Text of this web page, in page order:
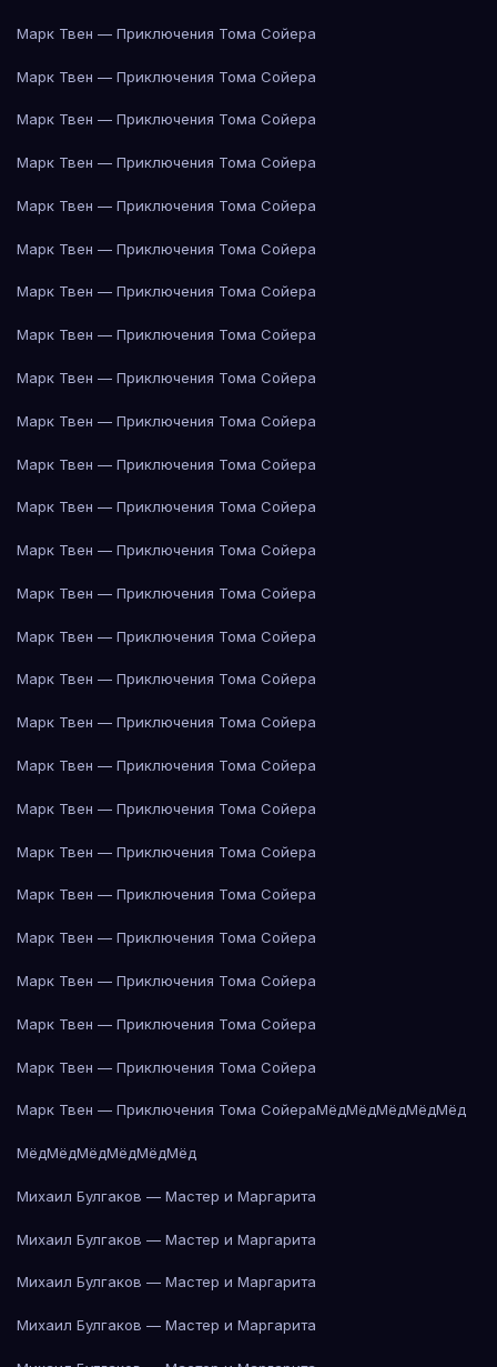
Марк Твен — Приключения Тома Сойера
Марк Твен — Приключения Тома Сойера
Марк Твен — Приключения Тома Сойера
Марк Твен — Приключения Тома Сойера
Марк Твен — Приключения Тома Сойера
Марк Твен — Приключения Тома Сойера
Марк Твен — Приключения Тома Сойера
Марк Твен — Приключения Тома Сойера
Марк Твен — Приключения Тома Сойера
Марк Твен — Приключения Тома Сойера
Марк Твен — Приключения Тома Сойера
Марк Твен — Приключения Тома Сойера
Марк Твен — Приключения Тома Сойера
Марк Твен — Приключения Тома Сойера
Марк Твен — Приключения Тома Сойера
Марк Твен — Приключения Тома Сойера
Марк Твен — Приключения Тома Сойера
Марк Твен — Приключения Тома Сойера
Марк Твен — Приключения Тома Сойера
Марк Твен — Приключения Тома Сойера
Марк Твен — Приключения Тома Сойера
Марк Твен — Приключения Тома Сойера
Марк Твен — Приключения Тома Сойера
Марк Твен — Приключения Тома Сойера
Марк Твен — Приключения Тома Сойера
Марк Твен — Приключения Тома СойераМёдМёдМёдМёдМёд
МёдМёдМёдМёдМёдМёд
Михаил Булгаков — Мастер и Маргарита
Михаил Булгаков — Мастер и Маргарита
Михаил Булгаков — Мастер и Маргарита
Михаил Булгаков — Мастер и Маргарита